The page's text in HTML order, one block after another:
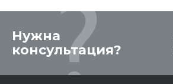
Нужна
консультация?